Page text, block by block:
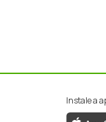
Instale a